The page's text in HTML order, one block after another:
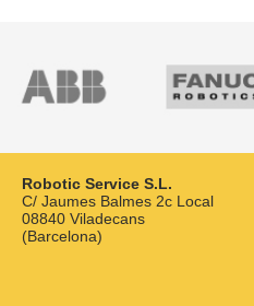
Robotic Service S.L.
C/ Jaumes Balmes 2c Local
08840 Viladecans
(Barcelona)